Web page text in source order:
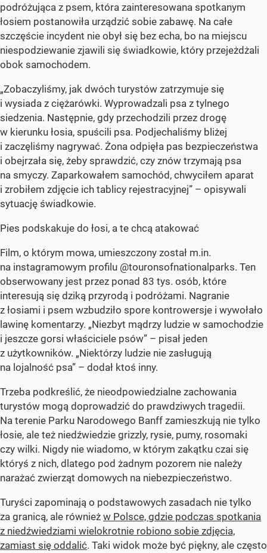
podróżująca z psem, która zainteresowana spotkanym
łosiem postanowiła urządzić sobie zabawę. Na całe
szczęście incydent nie obył się bez echa, bo na miejscu
niespodziewanie zjawili się świadkowie, który przejeżdżali
obok samochodem.
„Zobaczyliśmy, jak dwóch turystów zatrzymuje się
i wysiada z ciężarówki. Wyprowadzali psa z tylnego
siedzenia. Następnie, gdy przechodzili przez drogę
w kierunku łosia, spuścili psa. Podjechaliśmy bliżej
i zaczęliśmy nagrywać. Żona odpięła pas bezpieczeństwa
i obejrzała się, żeby sprawdzić, czy znów trzymają psa
na smyczy. Zaparkowałem samochód, chwyciłem aparat
i zrobiłem zdjęcie ich tablicy rejestracyjnej” – opisywali
sytuację świadkowie.
Pies podskakuje do łosi, a te chcą atakować
Film, o którym mowa, umieszczony został m.in.
na instagramowym profilu @touronsofnationalparks. Ten
obserwowany jest przez ponad 83 tys. osób, które
interesują się dziką przyrodą i podróżami. Nagranie
z łosiami i psem wzbudziło spore kontrowersje i wywołało
lawinę komentarzy. „Niezbyt mądrzy ludzie w samochodzie
i jeszcze gorsi właściciele psów” – pisał jeden
z użytkowników. „Niektórzy ludzie nie zasługują
na lojalność psa” – dodał ktoś inny.
Trzeba podkreślić, że nieodpowiedzialne zachowania
turystów mogą doprowadzić do prawdziwych tragedii.
Na terenie Parku Narodowego Banff zamieszkują nie tylko
łosie, ale też niedźwiedzie grizzly, rysie, pumy, rosomaki
czy wilki. Nigdy nie wiadomo, w którym zakątku czai się
któryś z nich, dlatego pod żadnym pozorem nie należy
narażać zwierząt domowych na niebezpieczeństwo.
Turyści zapominają o podstawowych zasadach nie tylko
za granicą, ale również w Polsce, gdzie podczas spotkania
z niedźwiedziami wielokrotnie robiono sobie zdjęcia,
zamiast się oddalić. Taki widok może być piękny, ale często